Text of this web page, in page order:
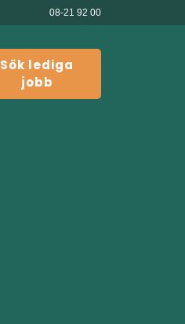
08-21 92 00
Sök lediga
jobb